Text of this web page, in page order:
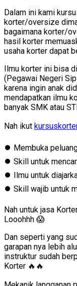
Dalam ini kami
korter/oversize
bagaimana korter/
hasil korter
usaha korter dapat
Ilmu korter ini bisa
(Pegawai Negeri
karena ingin anak
mendapatkan ilmu
banyak SMK atau
Nah ikut
⏺️ Membuka
⏺️ Skill untuk
⏺️ Ilmu untuk
⏺️ Skill wajib untuk
Nah untuk jasa
Looohhh 😱
Dan seperti yang
garapan nya lebih
instruktur sudah
Korter 🔥🔥